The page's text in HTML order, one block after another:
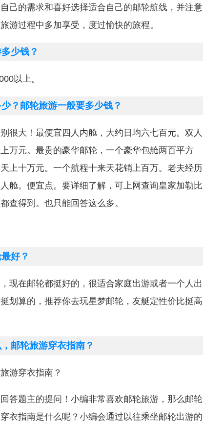
己的需求和喜好选择适合自己的邮轮航线，并注意
游过程中多加享受，度过愉快的旅程。
少钱？
以上。
？邮轮旅游一般要多少钱？
很大！最便宜四人内舱，大约日均六七百元。双人
万元。最贵的豪华邮轮，一个豪华包舱两百平方
上十万元。一个航程十来天花销上百万。老夫经历
舱。便宜点。要详细了解，可上网查询皇家加勒比
查得到。也只能回答这么多。
好？
现在邮轮都挺好的，很适合家庭出游或者一个人出
划算的，推荐你去玩星梦邮轮，友艇定性价比挺高
邮轮旅游穿衣指南？
游穿衣指南？
答题主的提问！小编非常喜欢邮轮旅游，那么邮轮
衣指南是什么呢？小编会通过以往乘坐邮轮出游的